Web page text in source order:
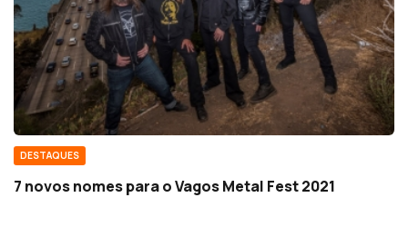
DESTAQUES
7 novos nomes para o Vagos Metal Fest 2021